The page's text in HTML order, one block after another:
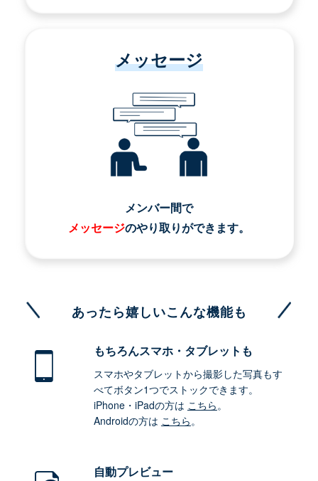
メッセージ
メンバー間で
メッセージのやり取りができます。
あったら嬉しいこんな機能も
もちろんスマホ・タブレットも
スマホやタブレットから撮影した写真もす
べてボタン1つでストックできます。
iPhone・iPadの方は こちら。
Androidの方は こちら。
自動プレビュー